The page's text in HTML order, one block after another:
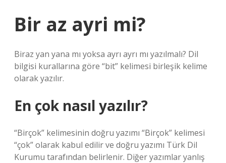
Bir az ayri mi?
Biraz yan yana mı yoksa ayrı ayrı mı yazılmalı? Dil
bilgisi kurallarına göre “bit” kelimesi birleşik kelime
olarak yazılır.
En çok nasıl yazılır?
“Birçok” kelimesinin doğru yazımı “Birçok” kelimesi
“çok” olarak kabul edilir ve doğru yazımı Türk Dil
Kurumu tarafından belirlenir. Diğer yazımlar yanlış